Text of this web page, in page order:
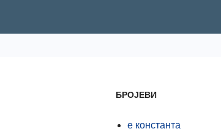
БРОЈЕВИ
е константа